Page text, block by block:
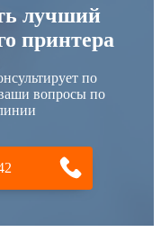
лучший
принтера
по
вопросы по